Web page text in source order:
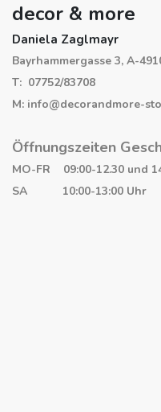
decor & more
Daniela Zaglmayr
Bayrhammergasse 3, A-
T: 07752/83708
M: info@decorandmore-
Öffnungszeiten
MO-FR 09:00-12.30 und
SA 10:00-13:00 Uhr